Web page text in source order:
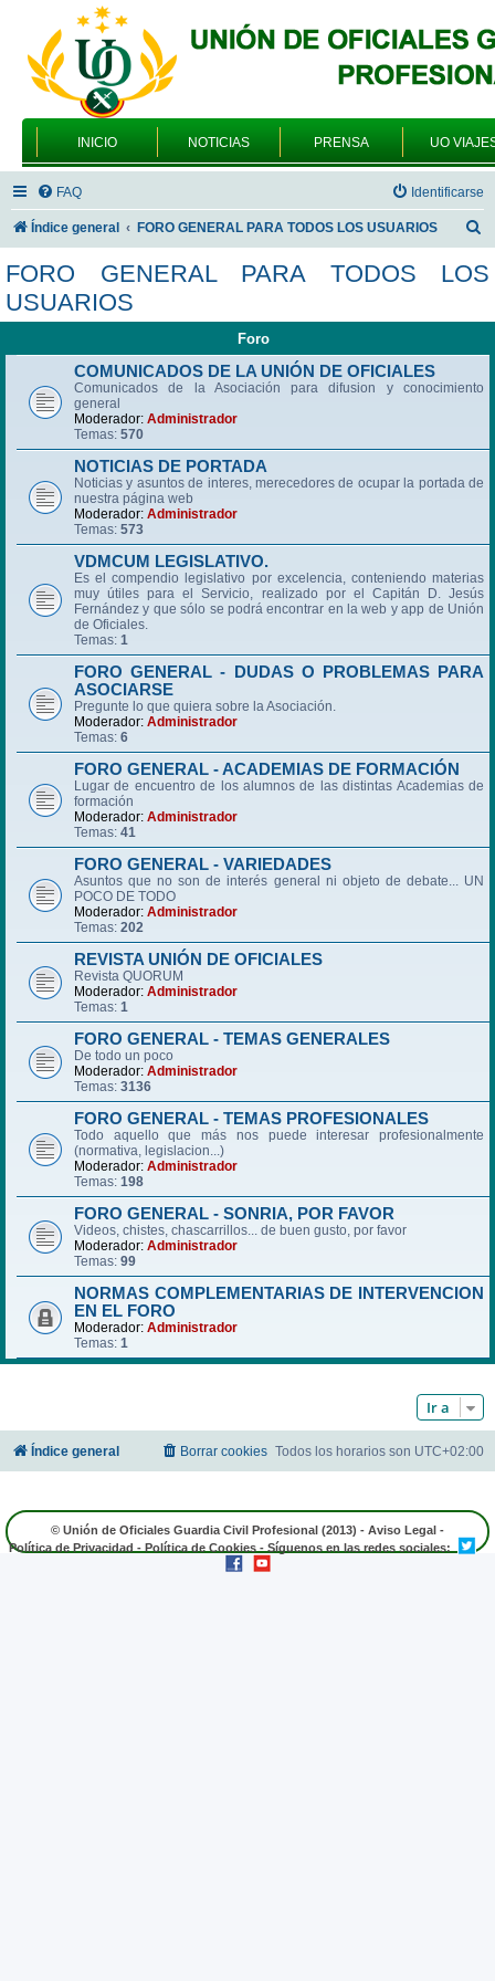
INICIO NOTICIAS PRENSA UO
FAQ Identificarse
Índice general FORO GENERAL PARA TODOS LOS USUARIOS
s
FORO GENERAL PARA TODOS LOS
USUARIOS
Foro
COMUNICADOS DE LA UNIÓN DE OFICIALES
Comunicados de la Asociación para difusion y conocimiento
general
Moderador: Administrador
Temas: 570
NOTICIAS DE PORTADA
Noticias y asuntos de interes, merecedores de ocupar la portada de
nuestra página web
Moderador: Administrador
Temas: 573
VDMCUM LEGISLATIVO.
Es el compendio legislativo por excelencia, conteniendo materias
muy útiles para el Servicio, realizado por el Capitán D. Jesús
Fernández y que sólo se podrá encontrar en la web y app de Unión
de Oficiales.
Temas: 1
FORO GENERAL - DUDAS O PROBLEMAS PARA
ASOCIARSE
Pregunte lo que quiera sobre la Asociación.
Moderador: Administrador
Temas: 6
FORO GENERAL - ACADEMIAS DE FORMACIÓN
Lugar de encuentro de los alumnos de las distintas Academias de
formación
Moderador: Administrador
Temas: 41
FORO GENERAL - VARIEDADES
Asuntos que no son de interés general ni objeto de debate... UN
POCO DE TODO
Moderador: Administrador
Temas: 202
REVISTA UNIÓN DE OFICIALES
Revista QUORUM
Moderador: Administrador
Temas: 1
FORO GENERAL - TEMAS GENERALES
De todo un poco
Moderador: Administrador
Temas: 3136
FORO GENERAL - TEMAS PROFESIONALES
Todo aquello que más nos puede interesar profesionalmente
(normativa, legislacion...)
Moderador: Administrador
Temas: 198
FORO GENERAL - SONRIA, POR FAVOR
Videos, chistes, chascarrillos... de buen gusto, por favor
Moderador: Administrador
Temas: 99
NORMAS COMPLEMENTARIAS DE INTERVENCION
EN EL FORO
Moderador: Administrador
Temas: 1
Ir a
Índice general Todos los horarios son UTC+02:00
Borrar cookies
© Unión de Oficiales Guardia Civil Profesional (2013) - Aviso Legal -
Política de Privacidad - Política de Cookies - Síguenos en las redes sociales: